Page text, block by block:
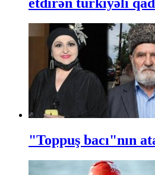
"Toppuş bacı"nın